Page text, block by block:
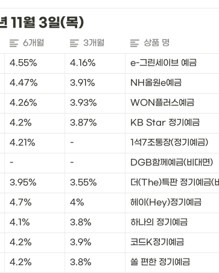
11월 3일(목)
6개월 3개월
상품 명
4.55% 4.16%
e-그린세이브 예금
4.47% 3.91%
NH올원e예금
4.26% 3.93%
WON플러스예금
4.2% 3.87%
KB Star 정기예금
4.21% -
1석7조통장(정기예금)
- -
DGB함께예금(비대면)
3.95% 3.55%
더(The)특판 정기예금(
4.7% 4%
헤이(Hey)정기예금
4.1% 3.8%
하나의 정기예금
4.2% 3.9%
코드K정기예금
4.2% 3.8% 쏠 편한 정기예금